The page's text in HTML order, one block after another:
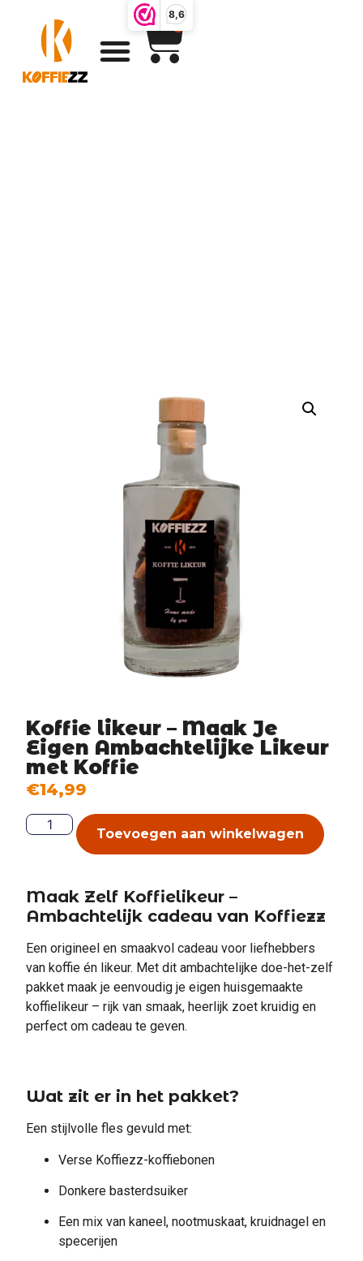
8,6
0
Koffie likeur – Maak Je
Eigen Ambachtelijke Likeur
met Koffie
€14,99
Toevoegen aan winkelwagen
Maak Zelf Koffielikeur –
Ambachtelijk cadeau van Koffiezz
Een origineel en smaakvol cadeau voor liefhebbers
van koffie én likeur. Met dit ambachtelijke doe-het-zelf
pakket maak je eenvoudig je eigen huisgemaakte
koffielikeur – rijk van smaak, heerlijk zoet kruidig en
perfect om cadeau te geven.
Wat zit er in het pakket?
Een stijlvolle fles gevuld met:
Verse Koffiezz-koffiebonen
Donkere basterdsuiker
Een mix van kaneel, nootmuskaat, kruidnagel en
specerijen